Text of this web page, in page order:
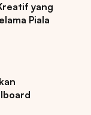
yang
Piala